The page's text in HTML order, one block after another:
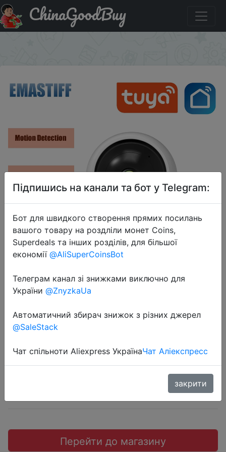
Купити на розпродажі Беспроводная IP-камера с
поддержкой Wi-Fi, HD 1080P
ChinaGoodBuy
2022-08-07
Беспроводная IP-камера с
поддержкой Wi-Fi, HD 1080P
$16.82
Перейти до магазину
Підпишись на канали та бот у Telegram:
Бот для швидкого створення прямих посилань
вашого товару на роздліли монет Coins,
Superdeals та інших розділів, для більшої
економії @AliSuperCoinsBot
Телеграм канал зі знижками виключно для
України @ZnyzkaUa
Автоматичний збирач знижок з різних джерел
@SaleStack
Чат спільноти Aliexpress УкраїнаЧат Аліекспресс
закрити